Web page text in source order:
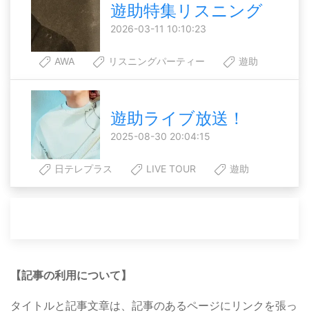
遊助特集リスニング
2026-03-11 10:10:23
AWA リスニングパーティー 遊助
遊助ライブ放送！
2025-08-30 20:04:15
日テレプラス LIVE TOUR 遊助
【記事の利用について】
タイトルと記事文章は、記事のあるページにリンクを張っ